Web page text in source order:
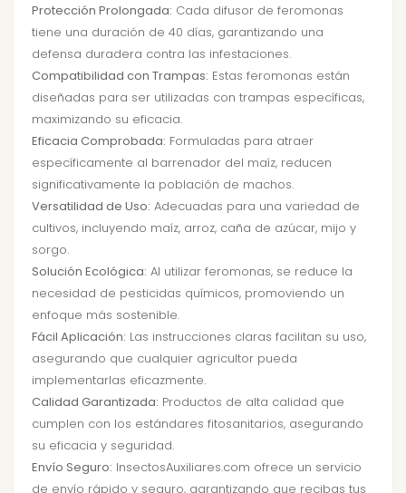
Protección Prolongada: Cada difusor de feromonas
tiene una duración de 40 días, garantizando una
defensa duradera contra las infestaciones.
Compatibilidad con Trampas: Estas feromonas están
diseñadas para ser utilizadas con trampas específicas,
maximizando su eficacia.
Eficacia Comprobada: Formuladas para atraer
específicamente al barrenador del maíz, reducen
significativamente la población de machos.
Versatilidad de Uso: Adecuadas para una variedad de
cultivos, incluyendo maíz, arroz, caña de azúcar, mijo y
sorgo.
Solución Ecológica: Al utilizar feromonas, se reduce la
necesidad de pesticidas químicos, promoviendo un
enfoque más sostenible.
Fácil Aplicación: Las instrucciones claras facilitan su uso,
asegurando que cualquier agricultor pueda
implementarlas eficazmente.
Calidad Garantizada: Productos de alta calidad que
cumplen con los estándares fitosanitarios, asegurando
su eficacia y seguridad.
Envío Seguro: InsectosAuxiliares.com ofrece un servicio
de envío rápido y seguro, garantizando que recibas tus